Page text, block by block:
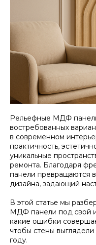
Рельефные МДФ
востребованных
в современном
практичность,
уникальные
ремонта. Благодаря
панели превращаются
дизайна, задающий
В этой статье мы
МДФ панели под свой
какие ошибки
чтобы стены выглядели
году.